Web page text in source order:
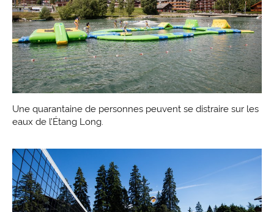
Une quarantaine de personnes peuvent se distraire sur les
eaux de l’Étang Long.